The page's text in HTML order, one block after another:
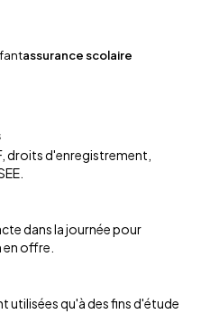
assurance scolaire
droits d'enregistrement,
dans la journée pour
offre.
utilisées qu'à des fins d'étude